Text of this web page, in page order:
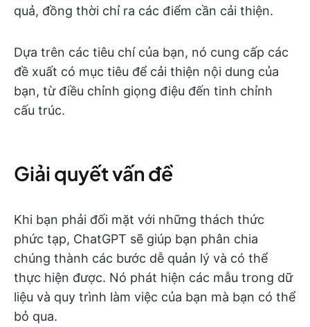
quả, đồng thời chỉ ra các điểm cần cải thiện.
Dựa trên các tiêu chí của bạn, nó cung cấp các
đề xuất có mục tiêu để cải thiện nội dung của
bạn, từ điều chỉnh giọng điệu đến tinh chỉnh
cấu trúc.
Giải quyết vấn đề
Khi bạn phải đối mặt với những thách thức
phức tạp, ChatGPT sẽ giúp bạn phân chia
chúng thành các bước dễ quản lý và có thể
thực hiện được. Nó phát hiện các mẫu trong dữ
liệu và quy trình làm việc của bạn mà bạn có thể
bỏ qua.